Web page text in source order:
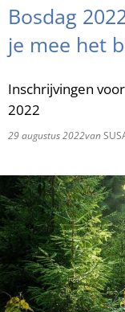
Bosdag
je mee het
Inschrijvingen
2022
29 augustus 2022van